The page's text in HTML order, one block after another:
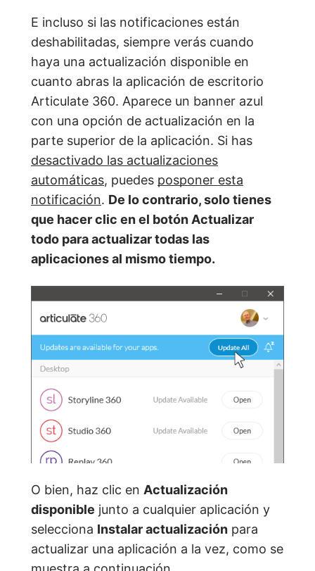
E incluso si las notificaciones están
deshabilitadas, siempre verás cuando
haya una actualización disponible en
cuanto abras la aplicación de escritorio
Articulate 360. Aparece un banner azul
con una opción de actualización en la
parte superior de la aplicación. Si has
desactivado las actualizaciones
automáticas, puedes posponer esta
notificación. De lo contrario, solo tienes
que hacer clic en el botón Actualizar
todo para actualizar todas las
aplicaciones al mismo tiempo.
O bien, haz clic en Actualización
disponible junto a cualquier aplicación y
selecciona Instalar actualización para
actualizar una aplicación a la vez, como se